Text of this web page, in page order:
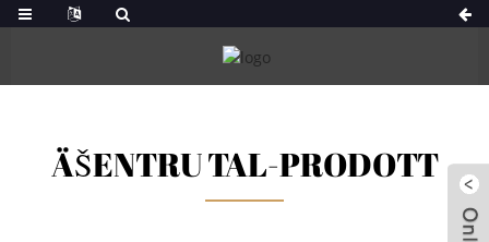
ÄŠENTRU TAL-PRODOTT